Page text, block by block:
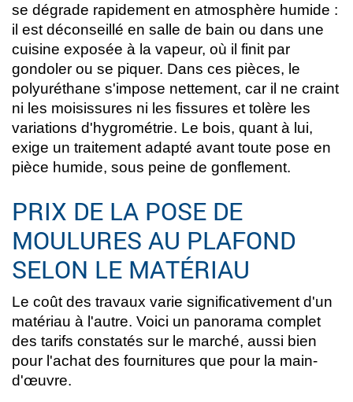
se dégrade rapidement en atmosphère humide :
il est déconseillé en salle de bain ou dans une
cuisine exposée à la vapeur, où il finit par
gondoler ou se piquer. Dans ces pièces, le
polyuréthane s'impose nettement, car il ne craint
ni les moisissures ni les fissures et tolère les
variations d'hygrométrie. Le bois, quant à lui,
exige un traitement adapté avant toute pose en
pièce humide, sous peine de gonflement.
PRIX DE LA POSE DE
MOULURES AU PLAFOND
SELON LE MATÉRIAU
Le coût des travaux varie significativement d'un
matériau à l'autre. Voici un panorama complet
des tarifs constatés sur le marché, aussi bien
pour l'achat des fournitures que pour la main-
d'œuvre.